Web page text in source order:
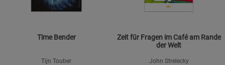
Time Bender
Tijn Touber
Zeit für Fragen im Café am Rande
der Welt
John Strelecky